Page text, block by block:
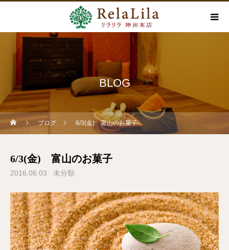
BLOG
ブログ 6/3(金) 富山のお菓子
6/3(金) 富山のお菓子
2016.06.03 未分類